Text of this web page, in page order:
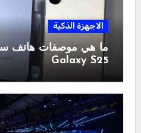
الاجهزة الذكية
ما هي موصفات هاتف
Galaxy S25